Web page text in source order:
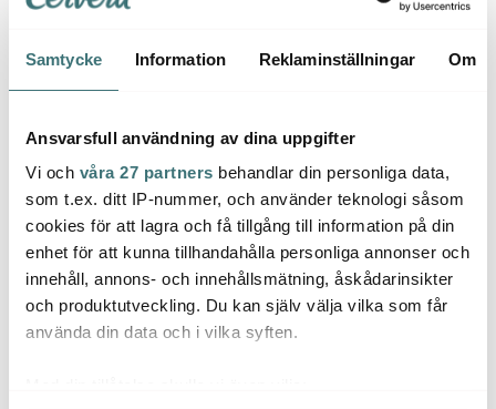
Samtycke Information Reklaminställningar Om
Ansvarsfull användning av dina uppgifter
Vi och våra 27 partners behandlar din personliga data,
som t.ex. ditt IP-nummer, och använder teknologi såsom
cookies för att lagra och få tillgång till information på din
enhet för att kunna tillhandahålla personliga annonser och
innehåll, annons- och innehållsmätning, åskådarinsikter
och produktutveckling. Du kan själv välja vilka som får
använda din data och i vilka syften.
Stilrena köksmaskiner och perfekta presenter
Produkterna i Elevation-serien är både praktiska och
presenter till någon som gillar kök, design och
funktionella produkter.
Därför ska du välja Elevation från Sabor hos Cervera:
Vattenkokare, brödrostar och blenders i stilren
design
Elegant finish i borstat stål
Praktiska funktioner för vardagen